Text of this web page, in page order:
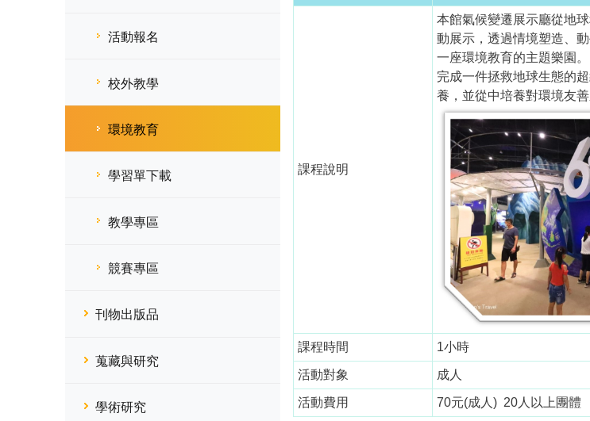
活動報名
校外教學
環境教育
學習單下載
教學專區
競賽專區
刊物出版品
蒐藏與研究
學術研究
課程說明
本館氣候變遷展示廳從地
動展示，透過情境塑造、
一座環境教育的主題樂園
完成一件拯救地球生態的
養，並從中培養對環境友善
課程時間 1小時
活動對象 成人
活動費用 70元(成人) 20人以上團體